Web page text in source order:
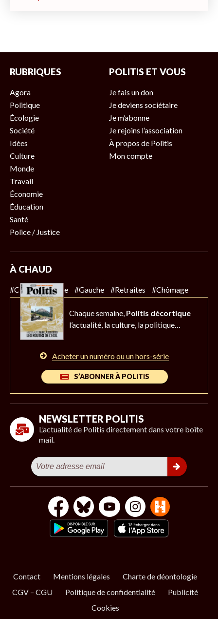
RUBRIQUES
Agora
Politique
Écologie
Société
Idées
Culture
Monde
Travail
Économie
Éducation
Santé
Police / Justice
POLITIS ET VOUS
Je fais un don
Je deviens sociétaire
Je m’abonne
Je rejoins l’association
À propos de Politis
Mon compte
À CHAUD
#Climat #Police #Gauche #Retraites #Chômage
Chaque semaine, Politis décortique
l’actualité, la culture, la politique…
Acheter un numéro ou un hors-série
S’ABONNER À POLITIS
NEWSLETTER POLITIS
L’actualité de Politis directement dans votre boîte
mail.
Contact Mentions légales
Charte de déontologie
CGV – CGU
Politique de confidentialité
Publicité
Cookies